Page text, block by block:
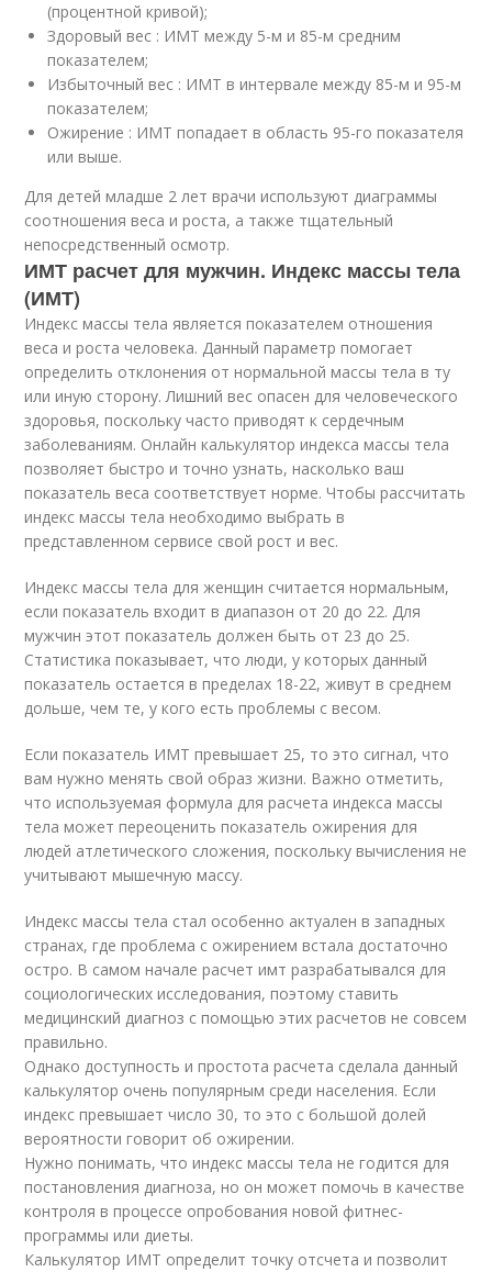
(процентной кривой);
Здоровый вес : ИМТ между 5-м и 85-м средним
показателем;
Избыточный вес : ИМТ в интервале между 85-м и 95-м
показателем;
Ожирение : ИМТ попадает в область 95-го показателя
или выше.
Для детей младше 2 лет врачи используют диаграммы
соотношения веса и роста, а также тщательный
непосредственный осмотр.
ИМТ расчет для мужчин. Индекс массы тела
(ИМТ)
Индекс массы тела является показателем отношения
веса и роста человека. Данный параметр помогает
определить отклонения от нормальной массы тела в ту
или иную сторону. Лишний вес опасен для человеческого
здоровья, поскольку часто приводят к сердечным
заболеваниям. Онлайн калькулятор индекса массы тела
позволяет быстро и точно узнать, насколько ваш
показатель веса соответствует норме. Чтобы рассчитать
индекс массы тела необходимо выбрать в
представленном сервисе свой рост и вес.
Индекс массы тела для женщин считается нормальным,
если показатель входит в диапазон от 20 до 22. Для
мужчин этот показатель должен быть от 23 до 25.
Статистика показывает, что люди, у которых данный
показатель остается в пределах 18-22, живут в среднем
дольше, чем те, у кого есть проблемы с весом.
Если показатель ИМТ превышает 25, то это сигнал, что
вам нужно менять свой образ жизни. Важно отметить,
что используемая формула для расчета индекса массы
тела может переоценить показатель ожирения для
людей атлетического сложения, поскольку вычисления не
учитывают мышечную массу.
Индекс массы тела стал особенно актуален в западных
странах, где проблема с ожирением встала достаточно
остро. В самом начале расчет имт разрабатывался для
социологических исследования, поэтому ставить
медицинский диагноз с помощью этих расчетов не совсем
правильно.
Однако доступность и простота расчета сделала данный
калькулятор очень популярным среди населения. Если
индекс превышает число 30, то это с большой долей
вероятности говорит об ожирении.
Нужно понимать, что индекс массы тела не годится для
постановления диагноза, но он может помочь в качестве
контроля в процессе опробования новой фитнес-
программы или диеты.
Калькулятор ИМТ определит точку отсчета и позволит